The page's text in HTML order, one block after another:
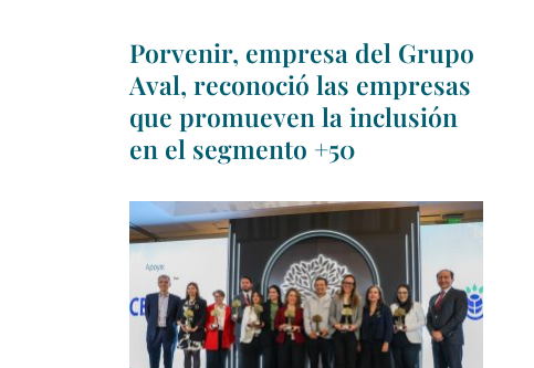
Porvenir, empresa del Grupo
Aval, reconoció las empresas
que promueven la inclusión
en el segmento +50